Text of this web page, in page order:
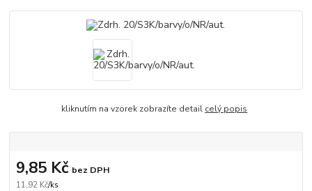
kliknutím na vzorek zobrazíte detail celý popis
11,92 Kč/ks
9,85 Kč bez DPH